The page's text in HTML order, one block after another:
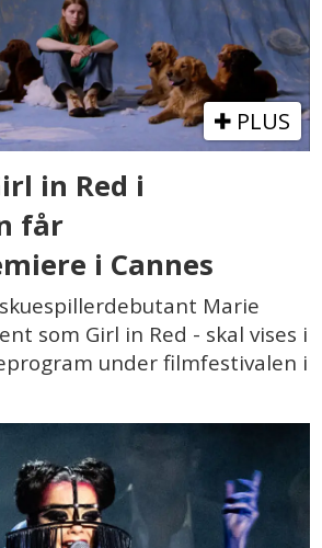
PLUS
in Red i
får
i Cannes
Marie
som Girl in Red - skal vises i
under filmfestivalen i